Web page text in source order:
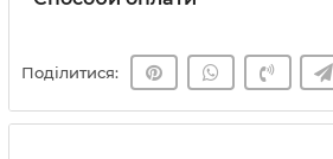
Поділитися: